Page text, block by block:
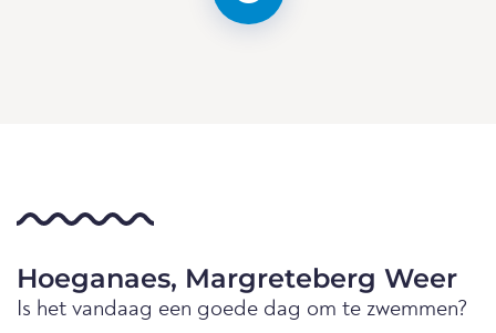
Hoeganaes, Margreteberg Weer
Is het vandaag een goede dag om te zwemmen?